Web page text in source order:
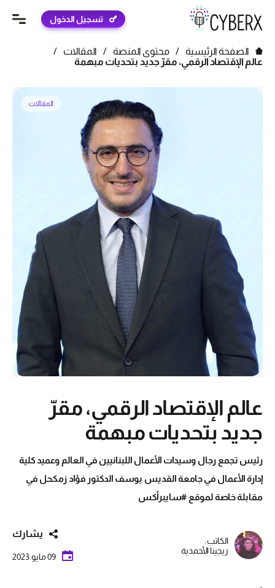
تسجيل الدخول
الصفحة الرئيسية / محتوى المنصة / المقالات
/
عالم الإقتصاد الرقمي، مقرّ جديد بتحديات مبهمة
المقالات
عالم الإقتصاد الرقمي، مقرّ
جديد بتحديات مبهمة
رئيس تجمع رجال وسيدات الأعمال اللبنانيين في العالم وعميد كلية
إدارة الأعمال في جامعة القديس يوسف الدكتور فؤاد زمكحل في
مقابلة خاصة لموقع #سايبرأكس
الكاتب:
ريجينا الأحمدية
يشارك
09 مايو 2023